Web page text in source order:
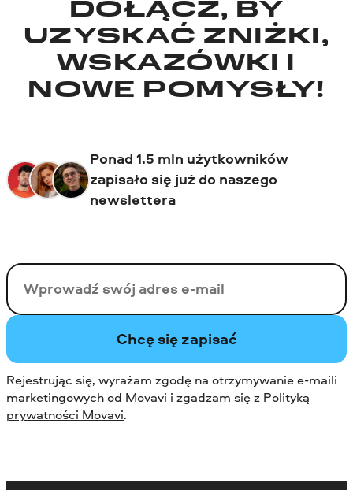
DOŁĄCZ, BY
UZYSKAĆ ZNIŻKI,
WSKAZÓWKI I
NOWE POMYSŁY!
Ponad 1.5 mln użytkowników
zapisało się już do naszego
newslettera
Twój email
Chcę się zapisać
Rejestrując się, wyrażam zgodę na otrzymywanie e-maili
marketingowych od Movavi i zgadzam się z Polityką
prywatności Movavi.